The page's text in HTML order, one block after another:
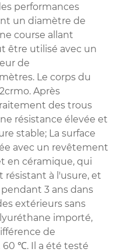
performances
un diamètre de
course allant
être utilisé avec un
de
Le corps du
Après
des trous
résistance élevée et
stable; La surface
avec un revêtement
en céramique, qui
résistant à l'usure, et
3 ans dans
extérieurs sans
importé,
de
℃. Il a été testé